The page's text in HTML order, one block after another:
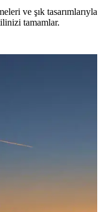
ve şık tasarımlarıyla
tamamlar.